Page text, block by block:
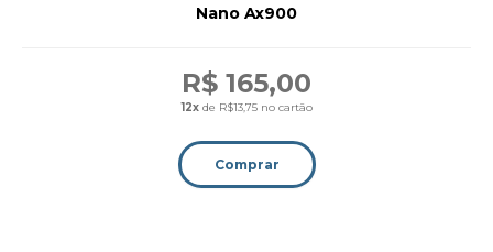
Nano Ax900
R$ 165,00
12xde R$13,75 no cartão
Comprar